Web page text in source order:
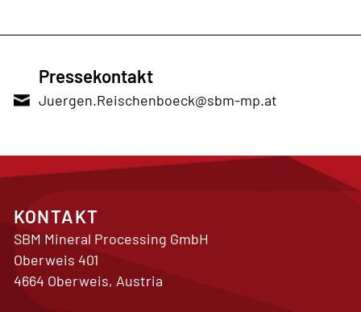
Pressekontakt
Juergen.Reischenboeck@sbm-mp.at
KONTAKT
SBM Mineral Processing GmbH
Oberweis 401
4664 Oberweis, Austria